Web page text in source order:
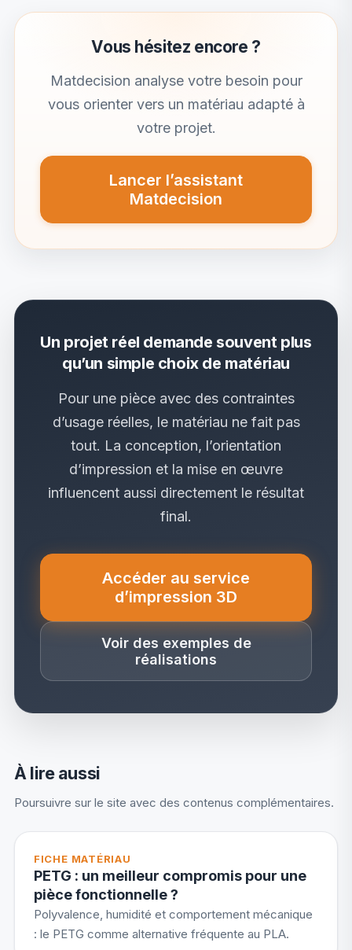
Vous hésitez encore ?
Matdecision analyse votre besoin pour
vous orienter vers un matériau adapté à
votre projet.
Lancer l’assistant
Matdecision
Un projet réel demande souvent plus
qu’un simple choix de matériau
Pour une pièce avec des contraintes
d’usage réelles, le matériau ne fait pas
tout. La conception, l’orientation
d’impression et la mise en œuvre
influencent aussi directement le résultat
final.
Accéder au service
d’impression 3D
(nouvel onglet)
Voir des exemples de
réalisations
À lire aussi
Poursuivre sur le site avec des contenus complémentaires.
FICHE MATÉRIAU
PETG : un meilleur compromis pour une
pièce fonctionnelle ?
Polyvalence, humidité et comportement mécanique
: le PETG comme alternative fréquente au PLA.